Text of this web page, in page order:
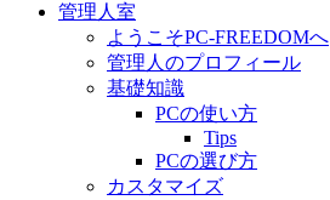
管理人室
ようこそPC-FREEDOMへ
管理人のプロフィール
基礎知識
PCの使い方
Tips
PCの選び方
カスタマイズ